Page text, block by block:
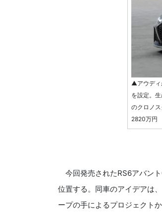
▲アウディ
を設定。
のクロノ
2820万円
今回発売されたRS6アバン
位置する。同車のアイデアは
ープの手によるプロジェクト